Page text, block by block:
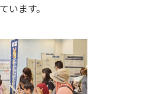
います。